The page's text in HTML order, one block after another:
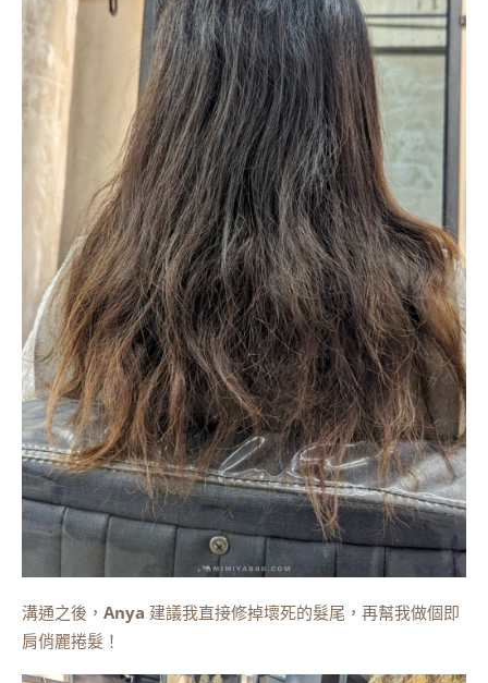
溝通之後， Anya 建議我直接修掉壞死的髮尾，再幫我做個即
肩俏麗捲髮！